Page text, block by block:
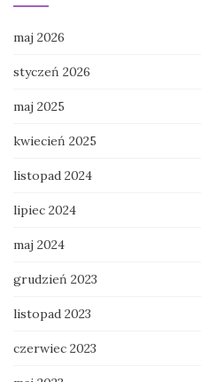
maj 2026
styczeń 2026
maj 2025
kwiecień 2025
listopad 2024
lipiec 2024
maj 2024
grudzień 2023
listopad 2023
czerwiec 2023